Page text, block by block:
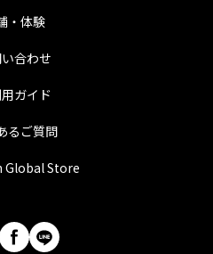
・体験
合わせ
ガイド
るご質問
Global Store